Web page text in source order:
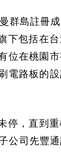
群島註冊
下包括在
位在桃園
電路板的
停，直到重
公司先豐